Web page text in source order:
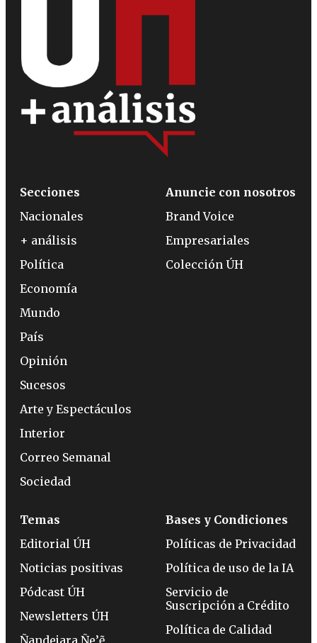
Secciones
Nacionales
+ análisis
Política
Economía
Mundo
País
Opinión
Sucesos
Arte y Espectáculos
Interior
Correo Semanal
Sociedad
Anuncie con nosotros
Brand Voice
Empresariales
Colección ÚH
Temas
Editorial ÚH
Noticias positivas
Pódcast ÚH
Newsletters ÚH
Bases y Condiciones
Políticas de Privacidad
Política de uso de la IA
Servicio de
Suscripción a Crédito
Política de Calidad